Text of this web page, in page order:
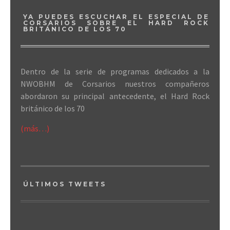
YA PUEDES ESCUCHAR EL ESPECIAL DE
CORSARIOS SOBRE EL HARD ROCK
BRITÁNICO DE LOS 70
Dentro de la serie de programas dedicados a la
NWOBHM de Corsarios nuestros compañeros
abordaron su principal antecedente, el Hard Rock
británico de los 70
(más…)
ÚLTIMOS TWEETS